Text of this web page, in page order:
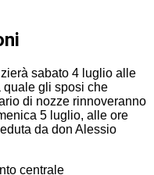
sabato 4 luglio alle
quale gli sposi che
di nozze rinnoveranno
5 luglio, alle ore
da don Alessio
centrale